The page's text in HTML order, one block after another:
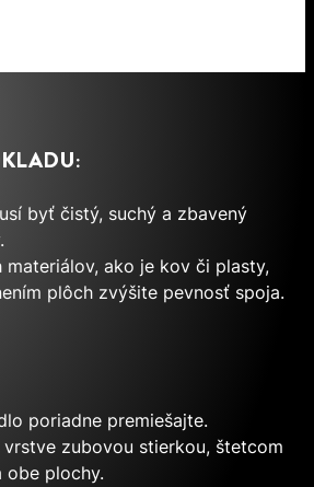
byť čistý, suchý a zbavený
materiálov, ako je kov či plasty,
plôch zvýšite pevnosť spoja.
poriadne premiešajte.
vrstve zubovou stierkou, štetcom
obe plochy.